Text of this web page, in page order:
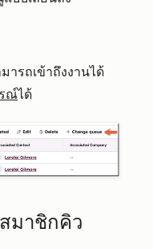
รถเข้าถึงงานได้
ณ์ได้
มาชิกคิว